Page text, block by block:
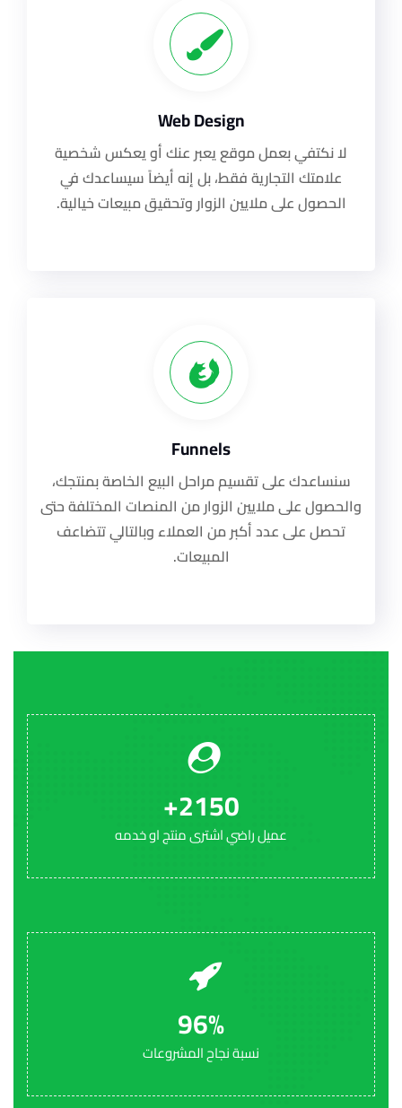
Web Design
لا نكتفي بعمل موقع يعبر عنك أو يعكس شخصية
علامتك التجارية فقط، بل إنه أيضاً سيساعدك في
الحصول على ملايين الزوار وتحقيق مبيعات خيالية.
Funnels
سنساعدك على تقسيم مراحل البيع الخاصة بمنتجك،
والحصول على ملايين الزوار من المنصات المختلفة حتى
تحصل على عدد أكبر من العملاء وبالتالي تتضاعف
المبيعات.
2150
+
عميل راضي اشترى منتج او خدمه
96%
نسبة نجاح المشروعات